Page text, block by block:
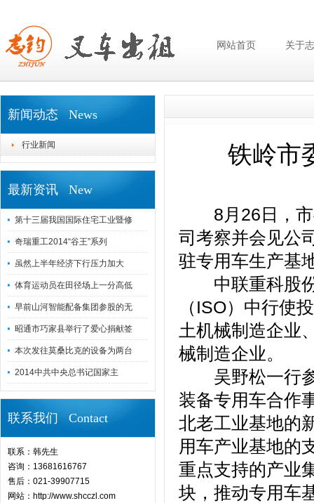
网站首页 关于
新闻动态 News
行业新闻
最新资讯 New
第十三届我国国际住宅工业暨修
奇瑞重工2014“谷王”系列
虽然上半年经济下行压力加大
体育运动员在田径场上一分高低
早前山河智能配备集团参股的无
昭通市巧家县举行了爱心捐献签
本次发往莫桑比克的设备为两台
2014中共中央总书记国家主
联系我们 Contact
联系：韩先生
咨询：13681616767
售后：021-39907715
网站：http://www.shcczl.com
铁岭市
8月26日，市
司考察并会见公
驻专用车生产基
中联重科股份
（ISO）中行使
土机械制造企业
械制造企业。
吴野松一行参
装备专用车合作
北老工业基地的
用车产业基地的
重点支持的产业
块，推动专用车